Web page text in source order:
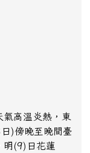
高溫炎熱，東
)傍晚至晚間臺
明(9)日花蓮